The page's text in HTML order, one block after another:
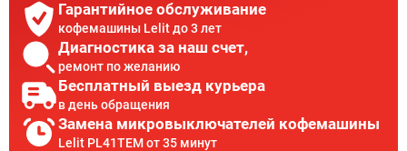
Гарантийное обслуживание
кофемашины Lelit до 3 лет
Диагностика за наш счет,
ремонт по желанию
Бесплатный выезд курьера
в день обращения
Замена микровыключателей кофемашины
Lelit PL41TEM от 35 минут